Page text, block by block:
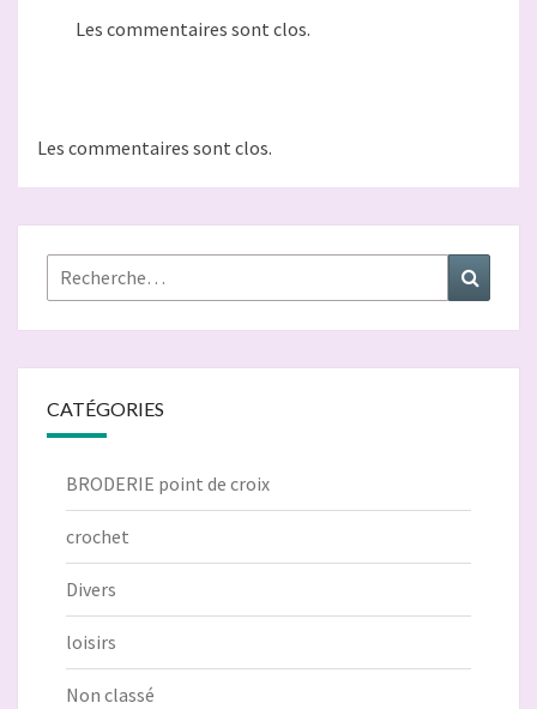
Les commentaires sont clos.
Les commentaires sont clos.
Rechercher :
CATÉGORIES
BRODERIE point de croix
crochet
Divers
loisirs
Non classé